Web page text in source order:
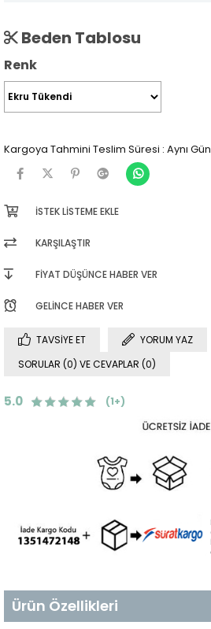
Beden Tablosu
Renk
Kargoya Tahmini Teslim Süresi : Aynı Gün
İSTEK LISTEME EKLE
KARŞILAŞTIR
FIYAT DÜŞÜNCE HABER VER
GELINCE HABER VER
TAVSIYE ET
YORUM YAZ
SORULAR (0) VE CEVAPLAR (0)
5.0 (1+)
Ürün Özellikleri